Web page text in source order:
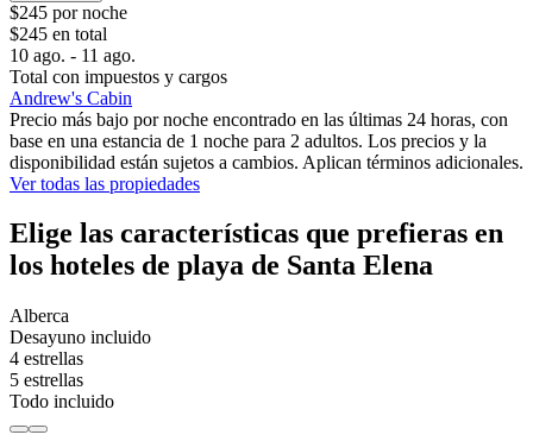
$245 por noche
$245 en total
10 ago. - 11 ago.
Total con impuestos y cargos
Andrew's Cabin
Precio más bajo por noche encontrado en las últimas 24 horas, con
base en una estancia de 1 noche para 2 adultos. Los precios y la
disponibilidad están sujetos a cambios. Aplican términos adicionales.
Ver todas las propiedades
Elige las características que prefieras en
los hoteles de playa de Santa Elena
Alberca
Desayuno incluido
4 estrellas
5 estrellas
Todo incluido